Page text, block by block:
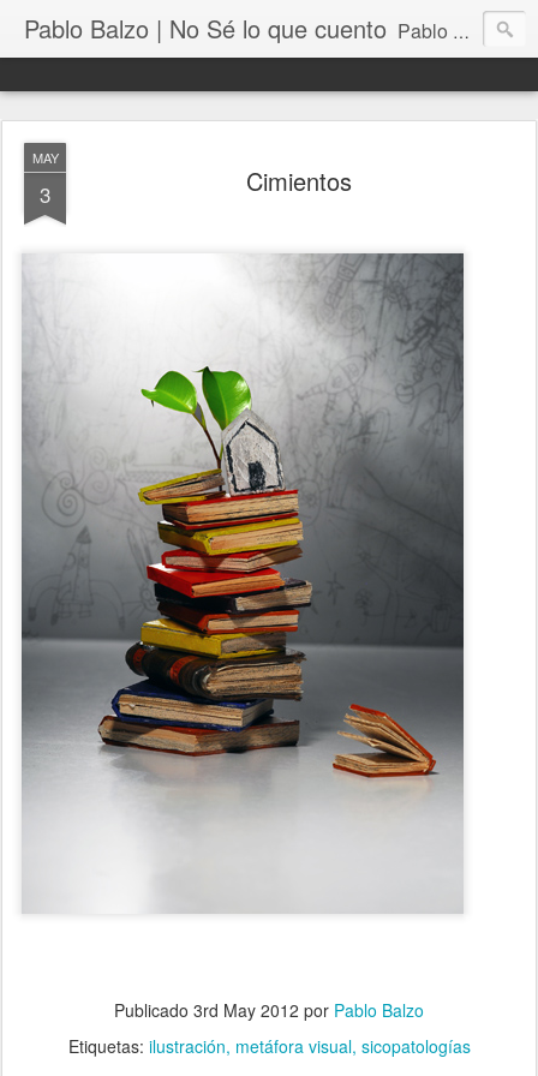
Pablo Balzo | No Sé lo que cuento Pablo Balzo Ilustración-collage
MAY
3 Cimientos
Publicado 3rd May 2012 por Pablo Balzo
Etiquetas: ilustración metáfora visual sicopatologías